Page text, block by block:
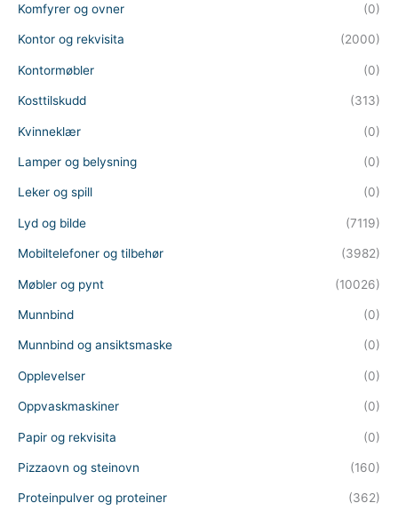
Komfyrer og ovner (0)
Kontor og rekvisita (2000)
Kontormøbler (0)
Kosttilskudd (313)
Kvinneklær (0)
Lamper og belysning (0)
Leker og spill (0)
Lyd og bilde (7119)
Mobiltelefoner og tilbehør (3982)
Møbler og pynt (10026)
Munnbind (0)
Munnbind og ansiktsmaske (0)
Opplevelser (0)
Oppvaskmaskiner (0)
Papir og rekvisita (0)
Pizzaovn og steinovn (160)
Proteinpulver og proteiner (362)